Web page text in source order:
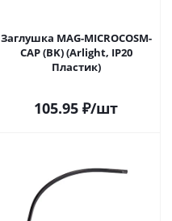
Заглушка MAG-MICROCOSM-
CAP (BK) (Arlight, IP20
Пластик)
105.95 ₽/шт